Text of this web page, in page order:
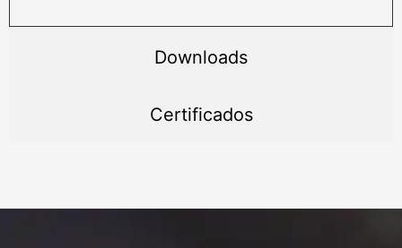
Downloads
Certificados